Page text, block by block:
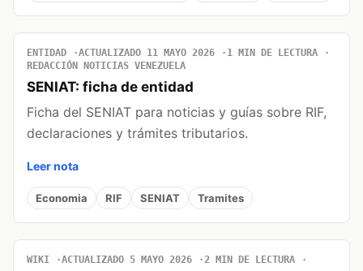
ENTIDAD ACTUALIZADO 11 MAYO 2026
1 MIN DE LECTURA
REDACCIÓN NOTICIAS VENEZUELA
SENIAT: ficha de entidad
Ficha del SENIAT para noticias y guías sobre RIF,
declaraciones y trámites tributarios.
Leer nota
Economia RIF SENIAT Tramites
WIKI ACTUALIZADO 5 MAYO 2026 2 MIN DE LECTURA